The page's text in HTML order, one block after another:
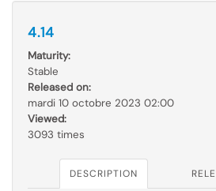
4.14
Maturity:
Stable
Released on:
mardi 10 octobre 2023 02:00
Viewed:
3093 times
DESCRIPTION